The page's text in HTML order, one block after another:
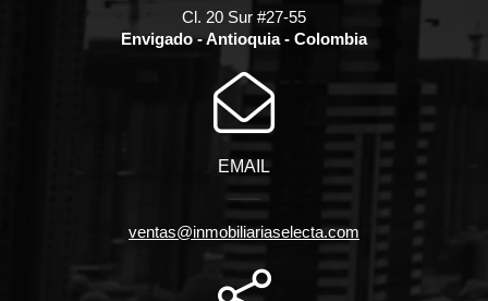
Cl. 20 Sur #27-55
Envigado - Antioquia - Colombia
EMAIL
ventas@inmobiliariaselecta.com